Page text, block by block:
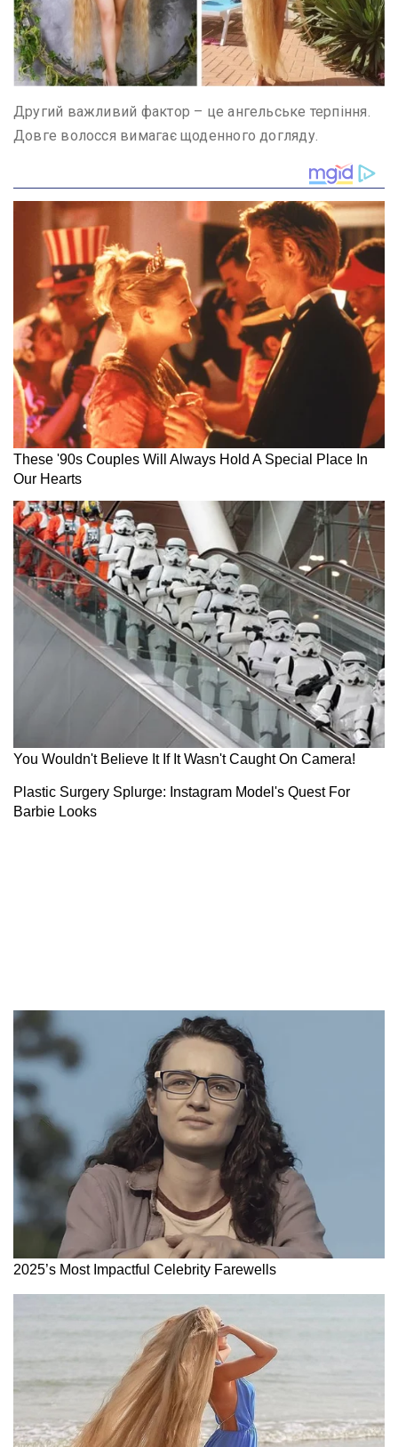
Другий важливий фактор – це ангельське терпіння.
Довге волосся вимагає щоденного догляду.